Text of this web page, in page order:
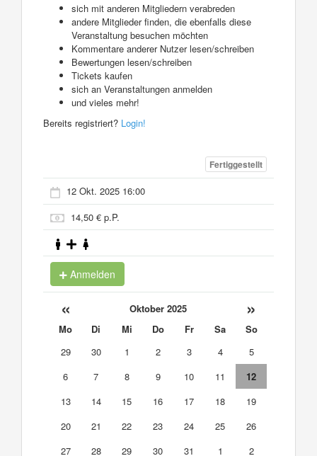
sich mit anderen Mitgliedern verabreden
andere Mitglieder finden, die ebenfalls diese
Veranstaltung besuchen möchten
Kommentare anderer Nutzer lesen/schreiben
Bewertungen lesen/schreiben
Tickets kaufen
sich an Veranstaltungen anmelden
und vieles mehr!
Bereits registriert? Login!
Fertiggestellt
12 Okt. 2025 16:00
14,50 € p.P.
Anmelden
« Oktober 2025 »
Mo Di Mi Do Fr Sa
So
29
30 1 2 3 4
5
6
7 8 9 10 11
12
13
14 15 16 17 18
19
20
21 22 23 24 25
26
27
28 29 30 31 1
2